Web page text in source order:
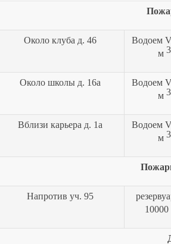
Около клуба д. 46 Водоем
м 3
Около школы д. 16а Водоем
м 3
Вблизи карьера д. 1а Водоем
м 3
Напротив уч. 95